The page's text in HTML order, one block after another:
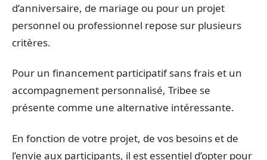
d’anniversaire, de mariage ou pour un projet
personnel ou professionnel repose sur plusieurs
critères.
Pour un financement participatif sans frais et un
accompagnement personnalisé, Tribee se
présente comme une alternative intéressante.
En fonction de votre projet, de vos besoins et de
l’envie aux participants, il est essentiel d’opter pour